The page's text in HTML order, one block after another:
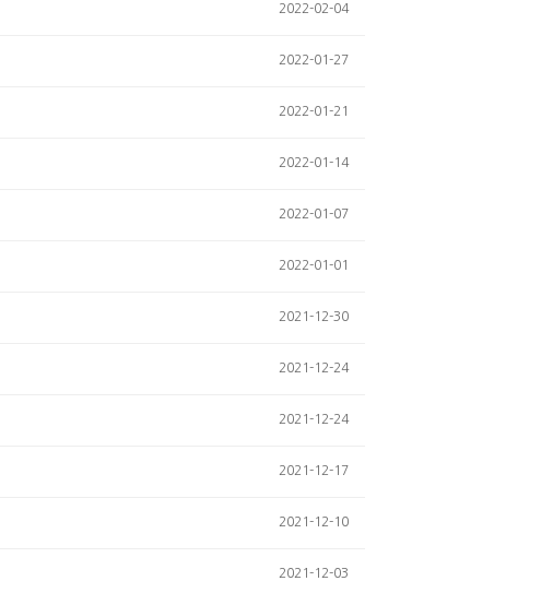
2022-02-04
2022-01-27
2022-01-21
2022-01-14
2022-01-07
2022-01-01
2021-12-30
2021-12-24
2021-12-24
2021-12-17
2021-12-10
2021-12-03